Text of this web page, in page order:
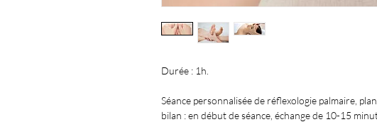
Durée : 1h.
Séance personnalisée de réflexologie palmaire,
bilan : en début de séance, échange de 10-15